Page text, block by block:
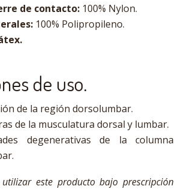
de contacto: 100% Nylon.
100% Polipropileno.
de uso.
de la región dorsolumbar.
de la musculatura dorsal y lumbar.
degenerativas de la columna
utilizar este producto bajo prescripción